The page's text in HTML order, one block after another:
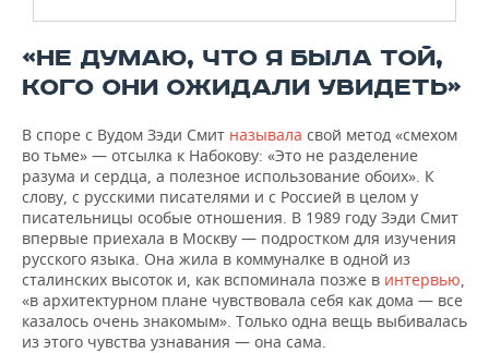
«НЕ ДУМАЮ, ЧТО Я БЫЛА ТОЙ,
КОГО ОНИ ОЖИДАЛИ УВИДЕТЬ»
В споре с Вудом Зэди Смит называла свой метод «смехом
во тьме» — отсылка к Набокову: «Это не разделение
разума и сердца, а полезное использование обоих». К
слову, с русскими писателями и с Россией в целом у
писательницы особые отношения. В 1989 году Зэди Смит
впервые приехала в Москву — подростком для изучения
русского языка. Она жила в коммуналке в одной из
сталинских высоток и, как вспоминала позже в интервью
«в архитектурном плане чувствовала себя как дома — все
казалось очень знакомым». Только одна вещь выбивалась
из этого чувства узнавания — она сама.